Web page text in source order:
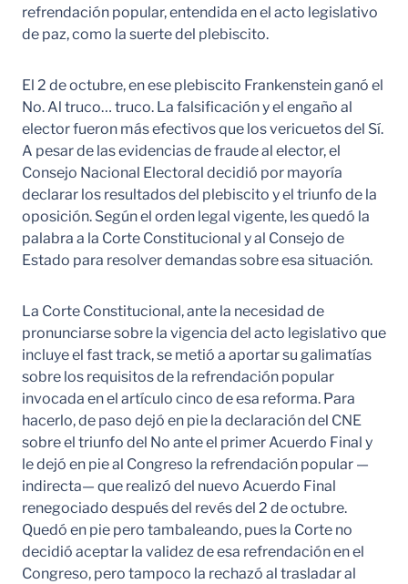
refrendación popular, entendida en el acto legislativo
de paz, como la suerte del plebiscito.
El 2 de octubre, en ese plebiscito Frankenstein ganó el
No. Al truco… truco. La falsificación y el engaño al
elector fueron más efectivos que los vericuetos del Sí.
A pesar de las evidencias de fraude al elector, el
Consejo Nacional Electoral decidió por mayoría
declarar los resultados del plebiscito y el triunfo de la
oposición. Según el orden legal vigente, les quedó la
palabra a la Corte Constitucional y al Consejo de
Estado para resolver demandas sobre esa situación.
La Corte Constitucional, ante la necesidad de
pronunciarse sobre la vigencia del acto legislativo que
incluye el fast track, se metió a aportar su galimatías
sobre los requisitos de la refrendación popular
invocada en el artículo cinco de esa reforma. Para
hacerlo, de paso dejó en pie la declaración del CNE
sobre el triunfo del No ante el primer Acuerdo Final y
le dejó en pie al Congreso la refrendación popular —
indirecta— que realizó del nuevo Acuerdo Final
renegociado después del revés del 2 de octubre.
Quedó en pie pero tambaleando, pues la Corte no
decidió aceptar la validez de esa refrendación en el
Congreso, pero tampoco la rechazó al trasladar al